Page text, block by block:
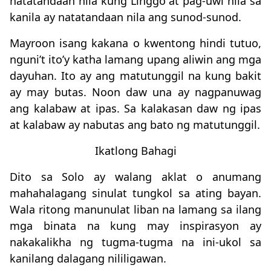
kanila ay natatandaan nila ang sunod-sunod.
Mayroon isang kakana o kwentong hindi tutuo,
nguni’t ito’y katha lamang upang aliwin ang mga
dayuhan. Ito ay ang matutunggil na kung bakit
ay may butas. Noon daw una ay nagpanuwag
ang kalabaw at ipas. Sa kalakasan daw ng ipas
at kalabaw ay nabutas ang bato ng matutunggil.
Ikatlong Bahagi
Dito sa Solo ay walang aklat o anumang
mahahalagang sinulat tungkol sa ating bayan.
Wala ritong manunulat liban na lamang sa ilang
mga binata na kung may inspirasyon ay
nakakalikha ng tugma-tugma na ini-ukol sa
kanilang dalagang nililigawan.